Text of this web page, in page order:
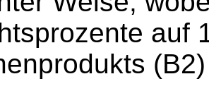
auf